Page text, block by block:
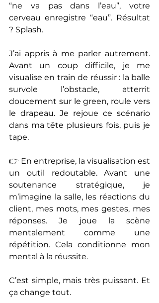
“ne va pas dans l’eau”, votre
cerveau enregistre “eau”. Résultat
? Splash.
J’ai appris à me parler autrement.
Avant un coup difficile, je me
visualise en train de réussir : la balle
survole l’obstacle, atterrit
doucement sur le green, roule vers
le drapeau. Je rejoue ce scénario
dans ma tête plusieurs fois, puis je
tape.
👉 En entreprise, la visualisation est
un outil redoutable. Avant une
soutenance stratégique, je
m’imagine la salle, les réactions du
client, mes mots, mes gestes, mes
réponses. Je joue la scène
mentalement comme une
répétition. Cela conditionne mon
mental à la réussite.
C’est simple, mais très puissant. Et
ça change tout.